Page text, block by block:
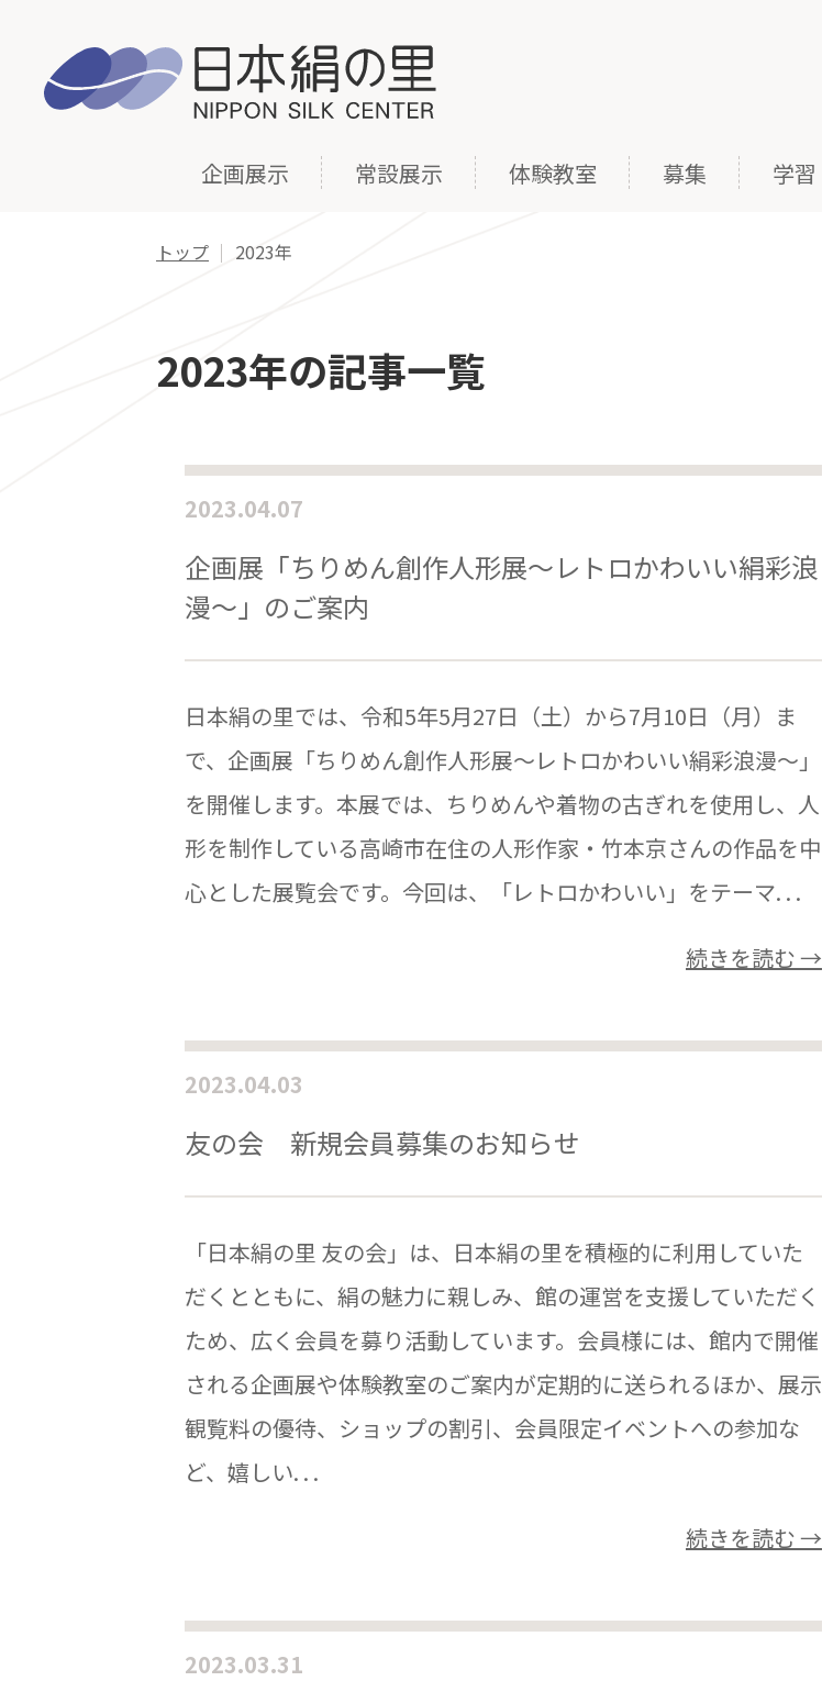
企画展示 常設展示 体験教室 募集 学習
トップ 2023年
2023年の記事一覧
2023.04.07
企画展「ちりめん創作人形展～レトロかわいい絹彩浪
漫～」のご案内
日本絹の里では、令和5年5月27日（土）から7月10日（月）ま
で、企画展「ちりめん創作人形展～レトロかわいい絹彩浪漫～」
を開催します。本展では、ちりめんや着物の古ぎれを使用し、人
形を制作している高崎市在住の人形作家・竹本京さんの作品を中
心とした展覧会です。今回は、「レトロかわいい」をテーマ. . .
続きを読む →
2023.04.03
友の会 新規会員募集のお知らせ
「日本絹の里 友の会」は、日本絹の里を積極的に利用していた
だくとともに、絹の魅力に親しみ、館の運営を支援していただく
ため、広く会員を募り活動しています。会員様には、館内で開催
される企画展や体験教室のご案内が定期的に送られるほか、展示
観覧料の優待、ショップの割引、会員限定イベントへの参加な
ど、嬉しい. . .
続きを読む →
2023.03.31